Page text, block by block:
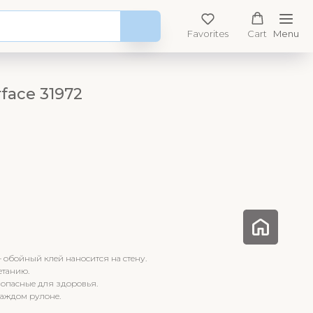
Favorites Cart Menu
31972
клей наносится на стену.
для здоровья.
рулоне.